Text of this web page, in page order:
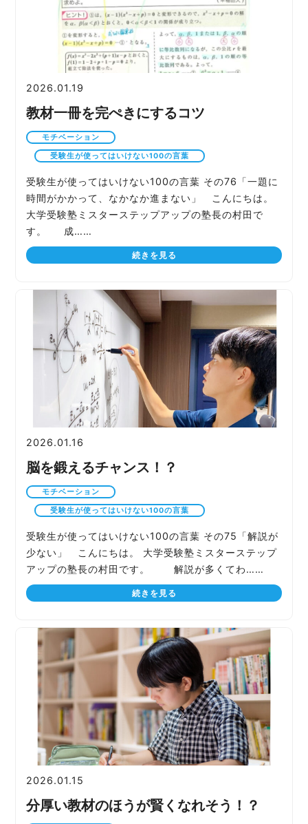
2026.01.19
教材一冊を完ぺきにするコツ
モチベーション
受験生が使ってはいけない100の言葉
受験生が使ってはいけない100の言葉 その76「一題に
時間がかかって、なかなか進まない」 こんにちは。
大学受験塾ミスターステップアップの塾長の村田で
す。 成……
続きを見る
2026.01.16
脳を鍛えるチャンス！？
モチベーション
受験生が使ってはいけない100の言葉
受験生が使ってはいけない100の言葉 その75「解説が
少ない」 こんにちは。 大学受験塾ミスターステップ
アップの塾長の村田です。 解説が多くてわ……
続きを見る
2026.01.15
分厚い教材のほうが賢くなれそう！？